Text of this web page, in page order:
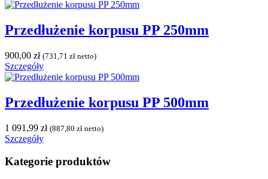
Przedłużenie korpusu PP 250mm
900,00 zł (731,71 zł netto)
Szczegóły
Przedłużenie korpusu PP 500mm
1 091,99 zł (887,80 zł netto)
Szczegóły
Kategorie produktów